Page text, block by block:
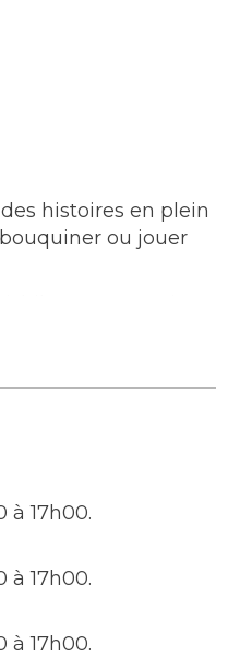
histoires en plein
ou jouer
et BD, et même
jeux de société : il
et tous les
(s’inscrivent
du Festival du livre
thème « Nos
22 et 29 juillet
et 26 août au
à 17h00.
à 17h00.
à 17h00.